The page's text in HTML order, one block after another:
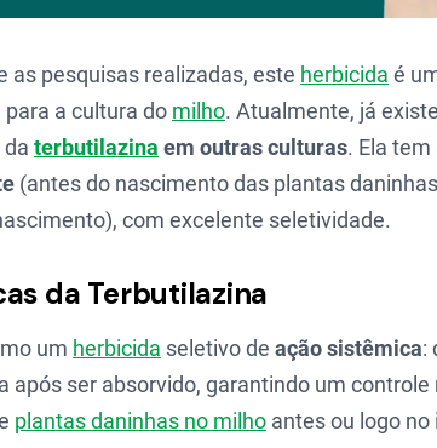
as pesquisas realizadas, este herbicida é
a cultura do milho. Atualmente, já
terbutilazina em outras culturas. Ela
(antes do nascimento das plantas
com excelente seletividade.
da Terbutilazina
um herbicida seletivo de ação sistêmica:
após ser absorvido, garantindo um
plantas daninhas no milho antes ou logo no